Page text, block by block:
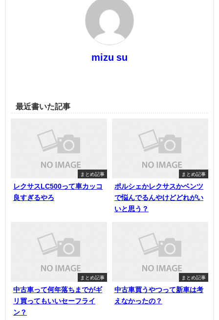
mizu su
最近書いた記事
まとめ記事
レクサスLC500って車カッコ
良すぎるやろ
まとめ記事
ポルシェかレクサスかベンツ
で悩んでるんやけどどれがい
いと思う？
まとめ記事
中古車って何年落ちまでがギ
リ買ってもいいセーフライ
ン？
まとめ記事
中古車買うやつって新車は考
えなかったの？